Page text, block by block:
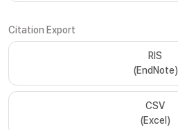
Citation Export
RIS
(EndNote)
CSV
(Excel)